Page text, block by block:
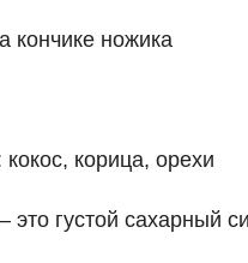
кончике ножика
корица, орехи
это густой сахарный